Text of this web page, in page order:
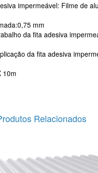
impermeável: Filme de
mm
da fita adesiva
da fita adesiva
10m
Relacionados